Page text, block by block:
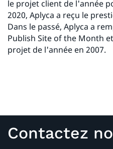
le projet client de l'année
2020, Aplyca a reçu le
Dans le passé, Aplyca a
Publish Site of the Month
projet de l'année en 2007.
Contactez